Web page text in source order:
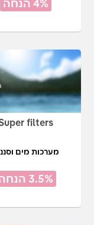
4% הנחה
filters
מערכות מים
3.5% הנחה